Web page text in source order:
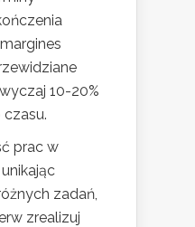
10-20%
prac w
zadań,
zrealizuj